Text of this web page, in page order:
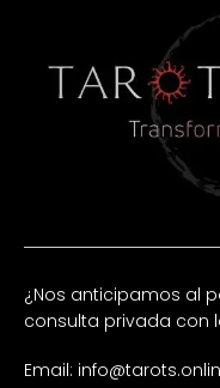
¿Nos anticipamos al
consulta privada con
Email: